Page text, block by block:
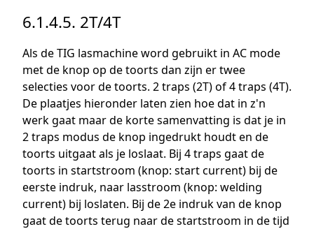
6.1.4.5. 2T/4T
Als de TIG lasmachine word gebruikt in AC mode
met de knop op de toorts dan zijn er twee
selecties voor de toorts. 2 traps (2T) of 4 traps (4T).
De plaatjes hieronder laten zien hoe dat in z'n
werk gaat maar de korte samenvatting is dat je in
2 traps modus de knop ingedrukt houdt en de
toorts uitgaat als je loslaat. Bij 4 traps gaat de
toorts in startstroom (knop: start current) bij de
eerste indruk, naar lasstroom (knop: welding
current) bij loslaten. Bij de 2e indruk van de knop
gaat de toorts terug naar de startstroom in de tijd